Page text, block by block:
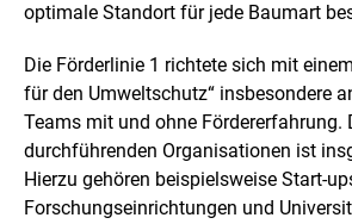
optimale Standort für jede Baumart
Die Förderlinie 1 richtete sich mit
für den Umweltschutz“ insbesondere
Teams mit und ohne Fördererfahrung.
durchführenden Organisationen ist
Hierzu gehören beispielsweise Start-
Forschungseinrichtungen und